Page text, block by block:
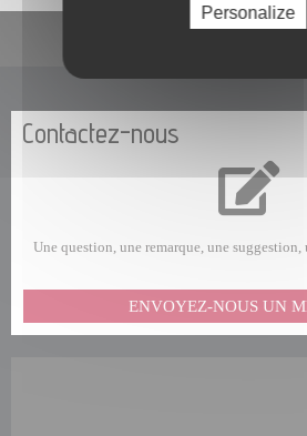
Contactez-nous
Une question, une remarque, une suggestion,
ENVOYEZ-NOUS UN
Personalize